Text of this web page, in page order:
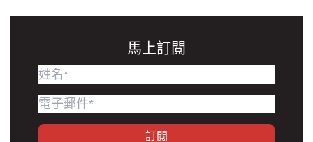
馬上訂閲
訂閲